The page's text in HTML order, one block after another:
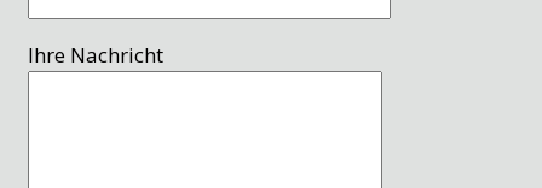
Ihre Nachricht